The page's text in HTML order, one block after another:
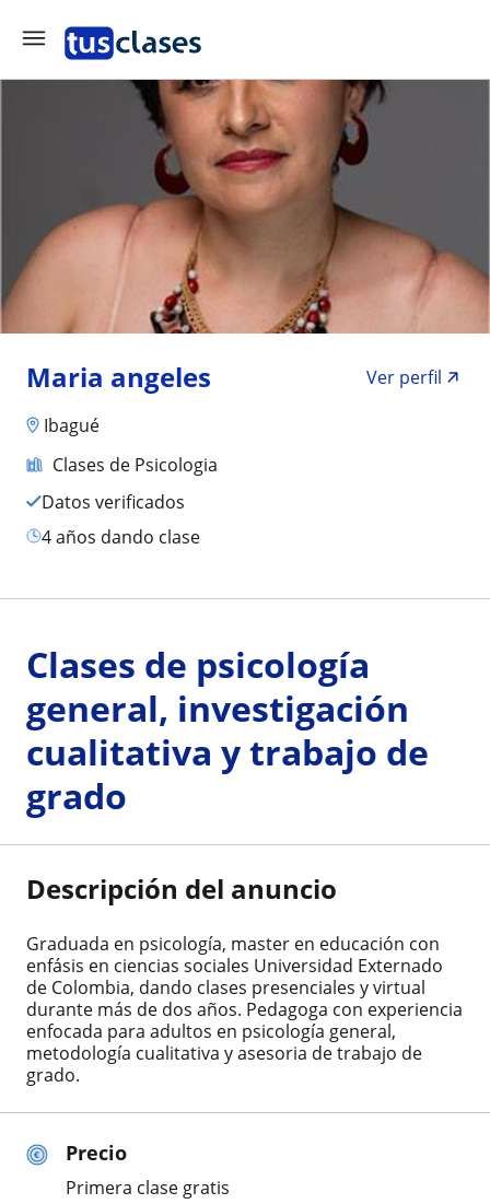
Maria angeles
Ver perfil
Ibagué
Clases de Psicologia
Datos verificados
4 años dando clase
Precio
Primera clase gratis
Clases de psicología
general, investigación
cualitativa y trabajo de
grado
Descripción del anuncio
Graduada en psicología, master en educación con
enfásis en ciencias sociales Universidad Externado
de Colombia, dando clases presenciales y virtual
durante más de dos años. Pedagoga con experiencia
enfocada para adultos en psicología general,
metodología cualitativa y asesoria de trabajo de
grado.